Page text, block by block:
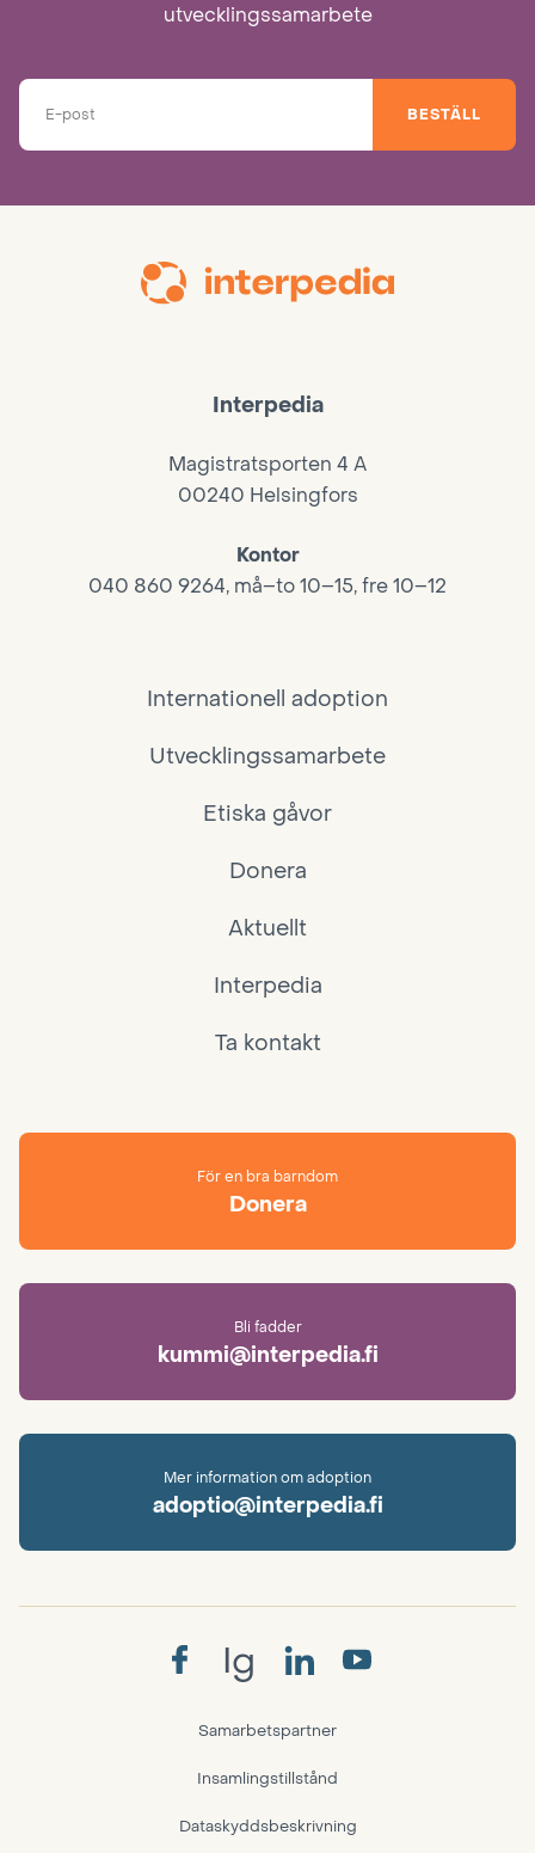
utvecklingssamarbete
BESTÄLL
Interpedia
Magistratsporten 4 A
00240 Helsingfors
Kontor
040 860 9264, må–to 10–15, fre 10–12
Internationell adoption
Utvecklingssamarbete
Etiska gåvor
Donera
Aktuellt
Interpedia
Ta kontakt
För en bra barndom
Donera
Bli fadder
kummi@interpedia.fi
Mer information om adoption
adoptio@interpedia.fi
Ig
Samarbetspartner
Insamlingstillstånd
Dataskyddsbeskrivning